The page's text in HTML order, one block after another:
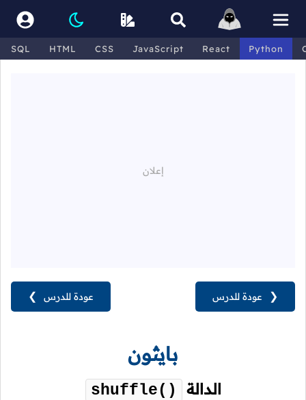
SQL HTML CSS JavaScript React Python
عودة للدرس ❯ ❮ عودة للدرس
بايثون
الدالة shuffle()